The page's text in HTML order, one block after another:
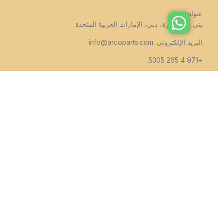
عنوان:
بني ياس، ديرة، دبي، الإمارات العربية المتحدة
البريد الإلكتروني: info@arcoparts.com
+971 4 265 5305